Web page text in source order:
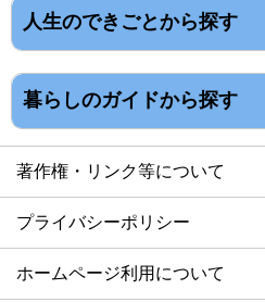
人生のできごとから探す
暮らしのガイドから探す
著作権・リンク等について
プライバシーポリシー
ホームページ利用について